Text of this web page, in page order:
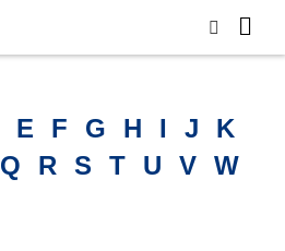
E F G H I J
K
Q R S T U V W